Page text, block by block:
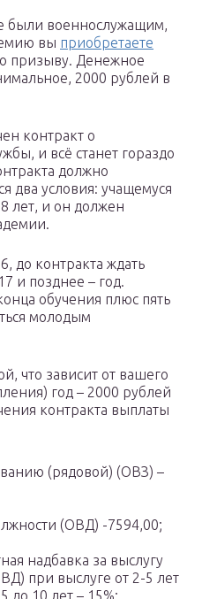
были военнослужащим,
вы приобретаете
призыву. Денежное
2000 рублей в
контракт о
и всё станет гораздо
должно
два условия: учащемуся
лет, и он должен
до контракта ждать
и позднее – год.
обучения плюс пять
молодым
что зависит от вашего
год – 2000 рублей
контракта выплаты
(рядовой) (ОВЗ) –
(ОВД) -7594,00;
надбавка за выслугу
при выслуге от 2-5 лет
до 10 лет – 15%;